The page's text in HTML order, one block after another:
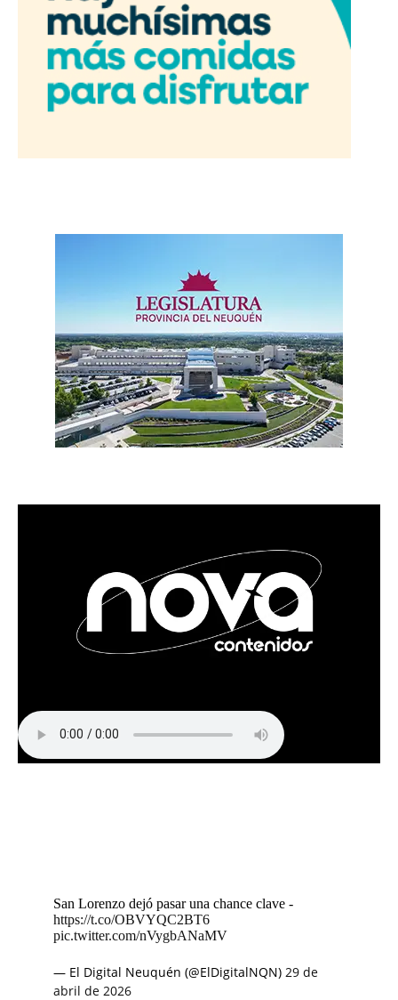
San Lorenzo dejó pasar una chance clave -
https://t.co/OBVYQC2BT6
pic.twitter.com/nVygbANaMV
— El Digital Neuquén (@ElDigitalNQN) 29 de
abril de 2026